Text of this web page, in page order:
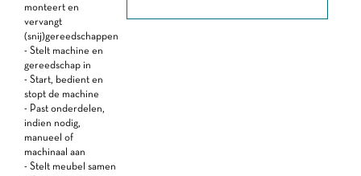
monteert en
vervangt
(snij)gereedschappen
- Stelt machine en
gereedschap in
- Start, bedient en
stopt de machine
- Past onderdelen,
indien nodig,
manueel of
machinaal aan
- Stelt meubel samen